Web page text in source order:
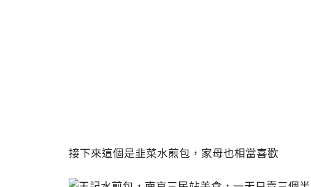
接下來這個是韭菜水煎包，家母也相當喜歡